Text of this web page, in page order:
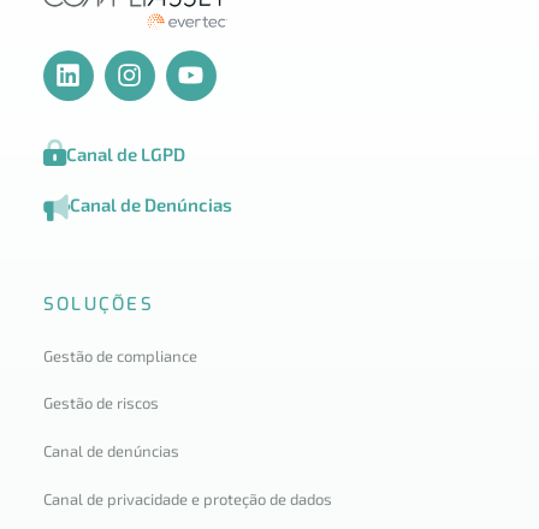
Canal de LGPD
Canal de Denúncias
SOLUÇÕES
Gestão de compliance
Gestão de riscos
Canal de denúncias
Canal de privacidade e proteção de dados